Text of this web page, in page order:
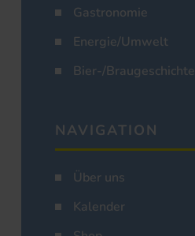
Gastronomie
Energie/Umwelt
Bier-/Braugeschichte
NAVIGATION
Über uns
Kalender